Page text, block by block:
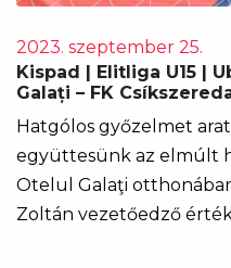
2023. szeptember 25.
Kispad | Elitliga U15 |
Galați – FK
Hatgólos győzelmet
együttesünk az elmúlt
Otelul Galaţi
Zoltán vezetőedző